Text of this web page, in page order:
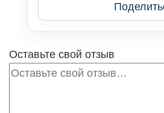
Оставьте свой отзыв
Отзыв